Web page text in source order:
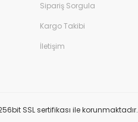
Sipariş Sorgula
Kargo Takibi
İletişim
SSL sertifikası ile korunmaktadır.